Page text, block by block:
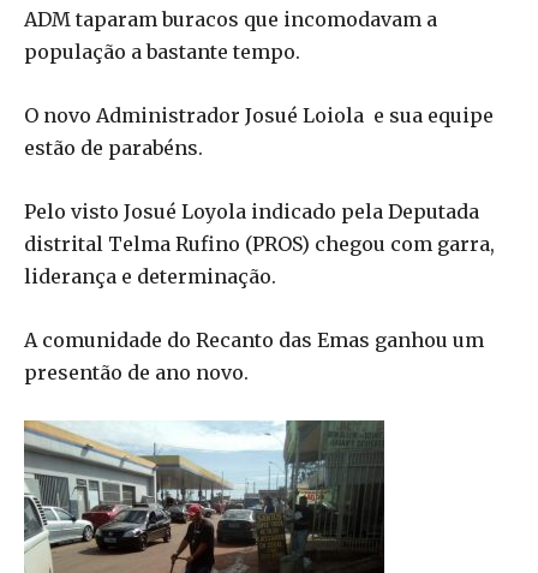
ADM taparam buracos que incomodavam a
população a bastante tempo.
O novo Administrador Josué Loiola e sua equipe
estão de parabéns.
Pelo visto Josué Loyola indicado pela Deputada
distrital Telma Rufino (PROS) chegou com garra,
liderança e determinação.
A comunidade do Recanto das Emas ganhou um
presentão de ano novo.